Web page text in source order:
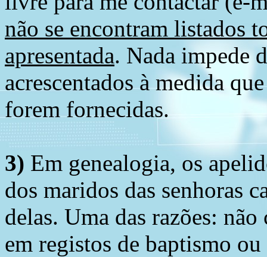
não se encontram listados
apresentada. Nada impede
acrescentados à medida
forem fornecidas.
3) Em genealogia, os
dos maridos das senhoras
delas. Uma das razões:
em registos de baptismo